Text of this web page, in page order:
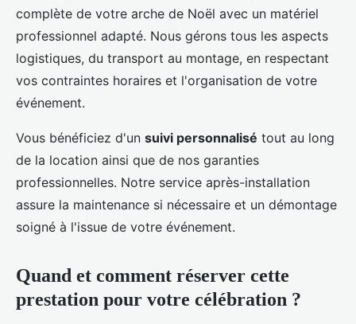
complète de votre arche de Noël avec un matériel
professionnel adapté. Nous gérons tous les aspects
logistiques, du transport au montage, en respectant
vos contraintes horaires et l'organisation de votre
événement.
Vous bénéficiez d'un suivi personnalisé tout au long
de la location ainsi que de nos garanties
professionnelles. Notre service après-installation
assure la maintenance si nécessaire et un démontage
soigné à l'issue de votre événement.
Quand et comment réserver cette
prestation pour votre célébration ?